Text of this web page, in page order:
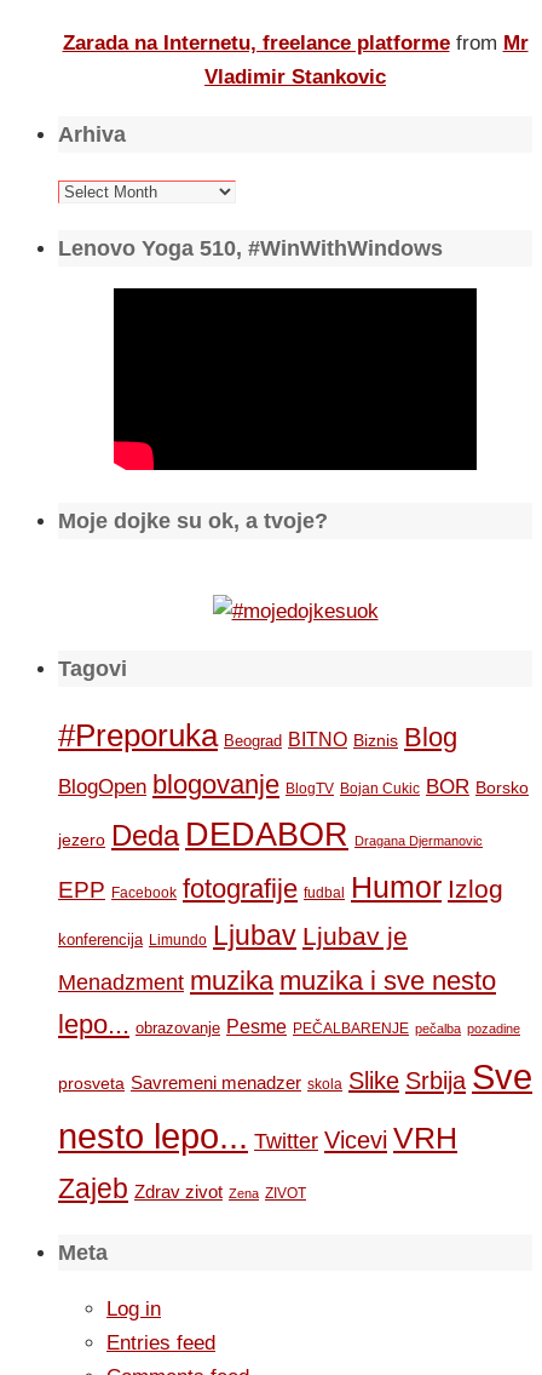
Zarada na Internetu, freelance platforme from Mr
Vladimir Stankovic
Arhiva
Arhiva
Lenovo Yoga 510, #WinWithWindows
Moje dojke su ok, a tvoje?
Tagovi
#Preporuka Beograd BITNO Biznis Blog
BlogOpen blogovanje BlogTV Bojan Cukic BOR Borsko
jezero Deda DEDABOR Dragana Djermanovic
EPP Facebook fotografije fudbal Humor Izlog
konferencija Limundo Ljubav Ljubav je
Menadzment muzika muzika i sve nesto
lepo... obrazovanje Pesme PEČALBARENJE pečalba pozadine
prosveta Savremeni menadzer skola Slike Srbija Sve
nesto lepo... Twitter Vicevi VRH
Zajeb Zdrav zivot Zena ZIVOT
Meta
Log in
Entries feed